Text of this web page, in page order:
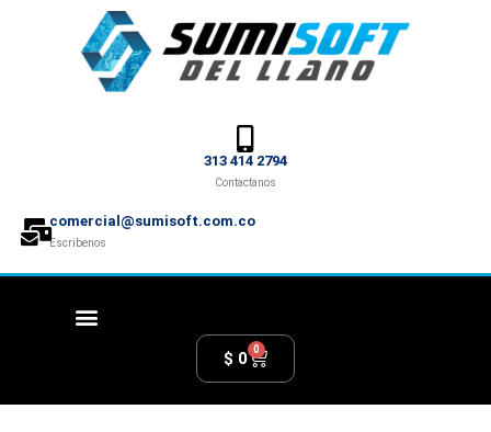
313 414 2794
Contactanos
comercial@sumisoft.com.co
Escribenos
$ 0 0